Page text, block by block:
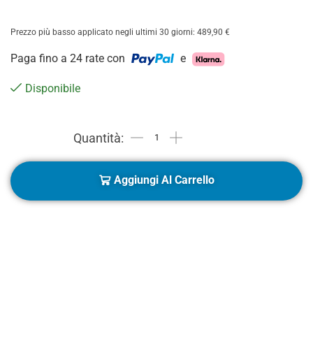
Prezzo più basso applicato negli ultimi 30 giorni: 489,90 €
Paga fino a 24 rate con e
Disponibile
Aggiungi Al Carrello